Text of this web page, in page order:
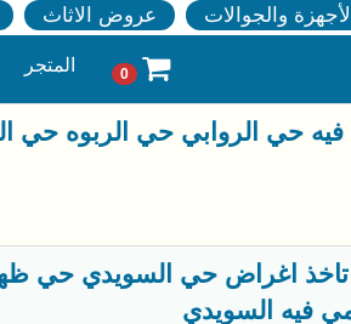
والجوالات عروض الاثاث
0 المتجر
فيه حي الروابي حي الربوه حي
اغراض حي السويدي حي